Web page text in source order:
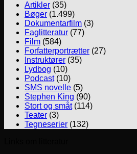
Artikler (35)
Bøger (1.499)
Dokumentarfilm (3)
Faglitteratur (77)
Film (584)
Forfatterportrætter (27)
Instruktører (35)
Lydbog (10)
Podcast(10)
SMS novelle (5)
Stephen King (90)
Stort og småt(114)
Teater (3)
Tegneserier (132)